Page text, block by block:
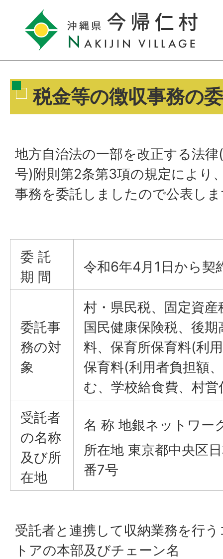
税金等の徴収事務の
地方自治法の一部を改正する法
号)附則第2条第3項の規定により
事務を委託しましたので公表し
委 託
期 間
令和6年4月1日から契
委託事
務の対
象
村・県民税、固定資
国民健康保険税、後
料、保育所保育料(利
保育料(利用者負担額
む、学校給食費、村
受託者
の名称
及び所
在地
名 称 地銀ネットワー
所在地 東京都中央区
番7号
受託者と連携して収納業務を行
トアの本部及びチェーン名